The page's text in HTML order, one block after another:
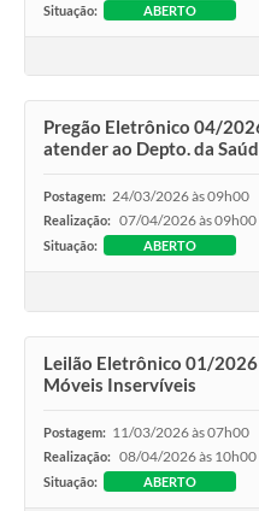
Situação: ABERTO
Pregão Eletrônico 04/
atender ao Depto. da
Postagem: 24/03/2026 às 09h00
Realização: 07/04/2026 às 09h00
Situação: ABERTO
Leilão Eletrônico 01/2026
Móveis Inservíveis
Postagem: 11/03/2026 às 07h00
Realização: 08/04/2026 às 10h00
Situação: ABERTO